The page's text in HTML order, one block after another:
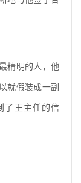
精明的人，他
就假装成一副
了王主任的信